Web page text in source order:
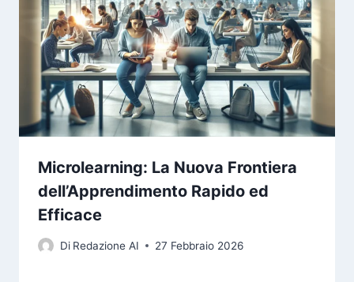
Microlearning: La Nuova Frontiera
dell’Apprendimento Rapido ed
Efficace
Di Redazione AI 27 Febbraio 2026